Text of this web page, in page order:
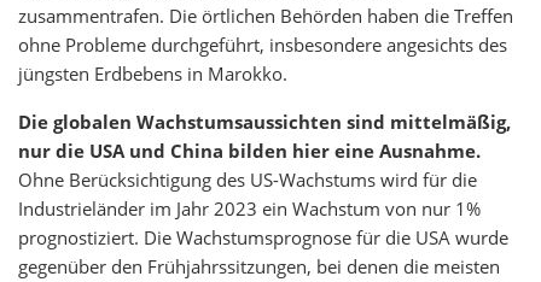
zusammentrafen. Die örtlichen Behörden haben die Treffen
ohne Probleme durchgeführt, insbesondere angesichts des
jüngsten Erdbebens in Marokko.
Die globalen Wachstumsaussichten sind mittelmäßig,
nur die USA und China bilden hier eine Ausnahme.
Ohne Berücksichtigung des US-Wachstums wird für die
Industrieländer im Jahr 2023 ein Wachstum von nur 1%
prognostiziert. Die Wachstumsprognose für die USA wurde
gegenüber den Frühjahrssitzungen, bei denen die meisten